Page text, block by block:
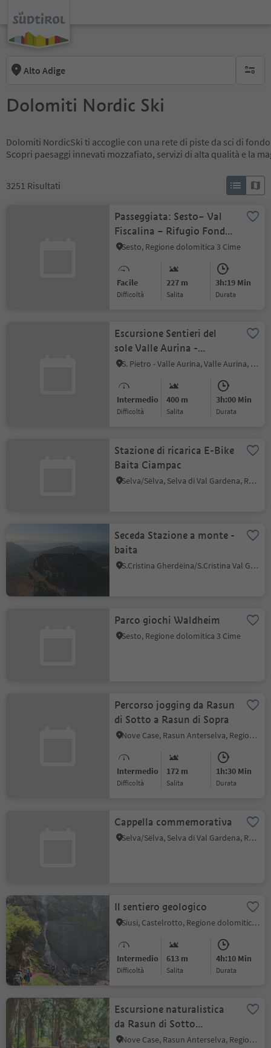
Alto Adige
Dolomiti Nordic Ski
Dolomiti NordicSki ti accoglie con una rete di piste da sci di
Scopri paesaggi innevati mozzafiato, servizi di alta qualità e la
3251 Risultati
Passeggiata: Sesto– Val
Fiscalina – Rifugio Fondo
Valle
Sesto, Regione dolomitica 3 Cime
Facile
Difficoltà
227 m
Salita
3h:19 Min
durata
Escursione Sentieri del
sole Valle Aurina -
percorso delle streghe
S. Pietro - Valle Aurina, Valle Aurina, Valle Aurina
Intermedio
Difficoltà
400 m
Salita
3h:00 Min
durata
Stazione di ricarica E-Bike
Baita Ciampac
Selva/Sëlva, Selva di Val Gardena, Regione dolomitica Val Gardena
Seceda Stazione a monte -
baita
S.Cristina Gherdëina/S.Cristina Val Gardena, Santa Cristina Val Gardena, Regione dolomitica Val Gardena
Parco giochi Waldheim
Sesto, Regione dolomitica 3 Cime
Percorso jogging da Rasun
di Sotto a Rasun di Sopra
Nove Case, Rasun Anterselva, Regione dolomitica Plan de Corones
Intermedio
Difficoltà
172 m
Salita
1h:30 Min
durata
Cappella commemorativa
Selva/Sëlva, Selva di Val Gardena, Regione dolomitica Val Gardena
Il sentiero geologico
Siusi, Castelrotto, Regione dolomitica Alpe di Siusi
Intermedio
Difficoltà
613 m
Salita
4h:10 Min
durata
Escursione naturalistica
da Rasun di Sotto
attraverso il
Nove Case, Rasun Anterselva, Regione dolomitica Plan de Corones